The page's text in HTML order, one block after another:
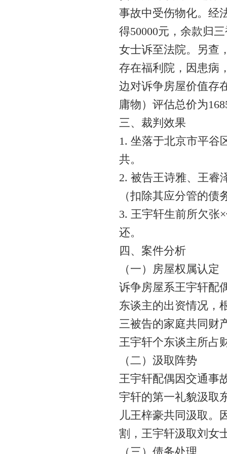
事故中受伤物化。经
得50000元，余款归
女士诉至法院。另查
存在福利院，因患病
边对诉争房屋价值存
庸物）评估总价为
三、裁判效果
1. 坐落于北京市平谷
共。
2. 被告王诗雅、王睿
（扣除其应分管的
3. 王宇轩生前所欠张
还。
四、案件分析
（一）房屋权属认定
诉争房屋系王宇轩配
东谈主的出资情况，
三被告的家庭共同财
王宇轩个东谈主所占
（二）汲取阵势
王宇轩配偶因交通事
宇轩的第一礼貌汲取
儿王梓豪共同汲取。
割，王宇轩汲取刘女